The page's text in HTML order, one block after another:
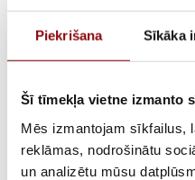
Piekrišana Sīkāka
Šī tīmekļa vietne izmanto
Mēs izmantojam sīkfailus,
reklāmas, nodrošinātu
un analizētu mūsu
KOSTAL
plus 8.5
€1
Incl. VAT
AVAILABILITY